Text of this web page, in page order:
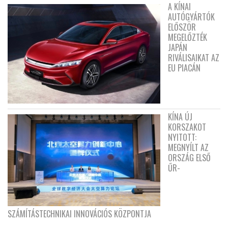
A KÍNAI
AUTÓGYÁRTÓK
ELŐSZÖR
MEGELŐZTÉK
JAPÁN
RIVÁLISAIKAT AZ
EU PIACÁN
KÍNA ÚJ
KORSZAKOT
NYITOTT:
MEGNYÍLT AZ
ORSZÁG ELSŐ
ŰR-
SZÁMÍTÁSTECHNIKAI INNOVÁCIÓS KÖZPONTJA